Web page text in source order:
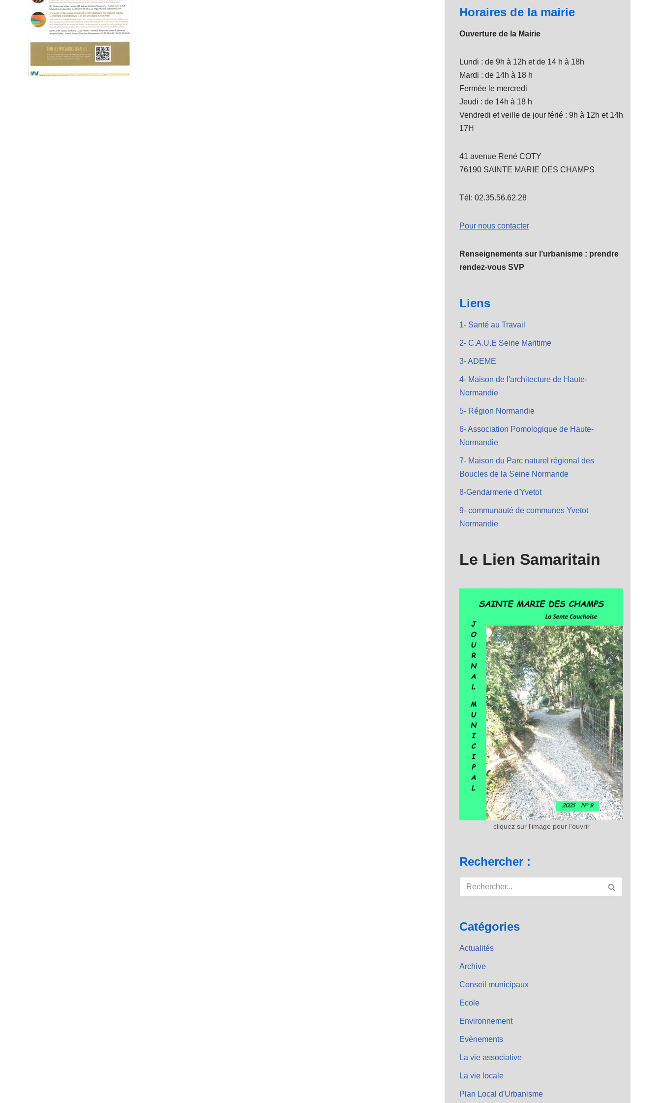
Horaires de la mairie
Ouverture de la Mairie
Lundi : de 9h à 12h et de 14 h à 18h
Mardi : de 14h à 18 h
Fermée le mercredi
Jeudi : de 14h à 18 h
Vendredi et veille de jour férié : 9h à 12h et 14h
17H
41 avenue René COTY
76190 SAINTE MARIE DES CHAMPS
Tél: 02.35.56.62.28
Pour nous contacter
Renseignements sur l’urbanisme : prendre
rendez-vous SVP
Liens
1- Santé au Travail
2- C.A.U.E Seine Maritime
3- ADEME
4- Maison de l'architecture de Haute-
Normandie
5- Région Normandie
6- Association Pomologique de Haute-
Normandie
7- Maison du Parc naturel régional des
Boucles de la Seine Normande
8-Gendarmerie d'Yvetot
9- communauté de communes Yvetot
Normandie
Le Lien Samaritain
cliquez sur l'image pour l'ouvrir
Rechercher :
Catégories
Actualités
Archive
Conseil municipaux
Ecole
Environnement
Evènements
La vie associative
La vie locale
Plan Local d'Urbanisme